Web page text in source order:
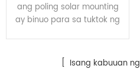
ang poling solar mounting
ay binuo para sa tuktok ng
[ Isang kabuuan ng